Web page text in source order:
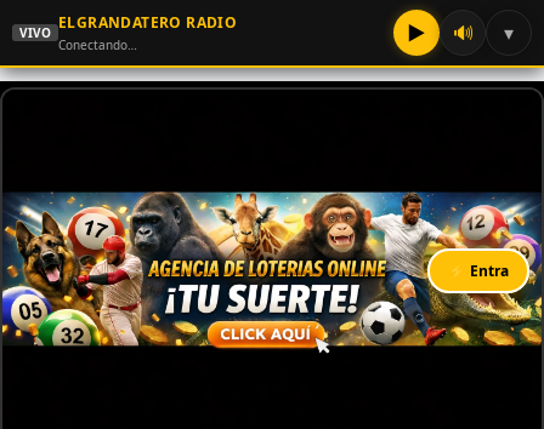
VIVO
ELGRANDATERO RADIO
Conectando… ▶ 🔊 ▾
⚡ Entra